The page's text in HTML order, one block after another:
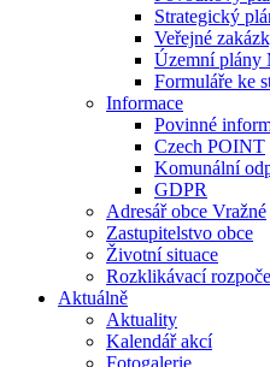
Strategický
Veřejné
Územní plány
Formuláře ke
Informace
Povinné
Czech POINT
Komunální
GDPR
Adresář obce Vražné
Zastupitelstvo obce
Životní situace
Rozklikávací
Aktuálně
Aktuality
Kalendář akcí
Fotogalerie